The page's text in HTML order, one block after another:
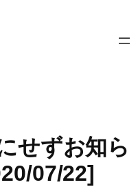
せずお知ら
07/22]